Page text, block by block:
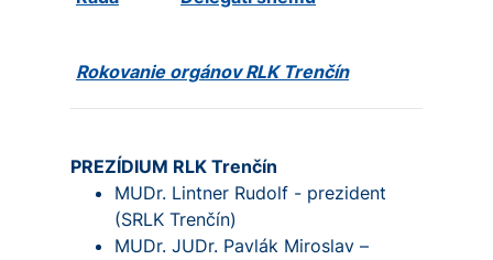
Rokovanie orgánov RLK Trenčín
PREZÍDIUM RLK Trenčín
MUDr. Lintner Rudolf - prezident
(SRLK Trenčín)
MUDr. JUDr. Pavlák Miroslav –